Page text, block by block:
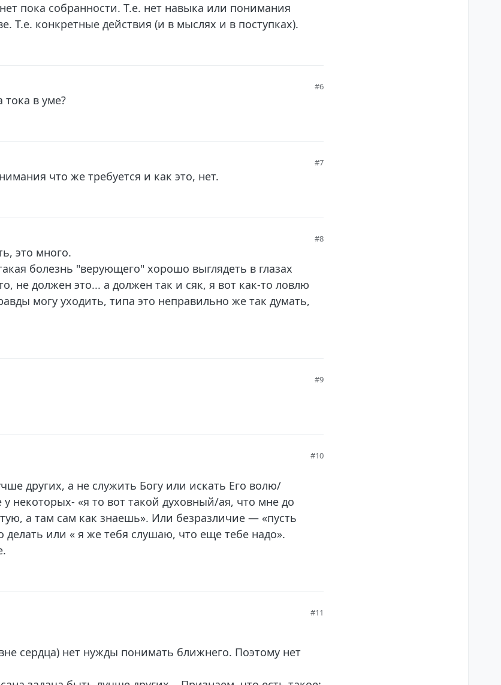
пока собранности. Т.е. нет навыка или понимания
Т.е. конкретные действия (и в мыслях и в поступках).
#6
тока в уме?
#7
что же требуется и как это, нет.
#8
это много.
болезнь "верующего" хорошо выглядеть в глазах
не должен это... а должен так и сяк, я вот как-то ловлю
могу уходить, типа это неправильно же так думать,
#9
#10
других, а не служить Богу или искать Его волю/
некоторых- «я то вот такой духовный/ая, что мне до
а там сам как знаешь». Или безразличие — «пусть
делать или « я же тебя слушаю, что еще тебе надо».
#11
сердца) нет нужды понимать ближнего. Поэтому нет